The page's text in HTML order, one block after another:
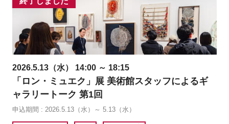
2026.5.13（水） 14:00 ～ 18:15
「ロン・ミュエク」展 美術館スタッフによるギ
ャラリートーク 第1回
申込期間 : 2026.5.13（水）～ 5.13（水）